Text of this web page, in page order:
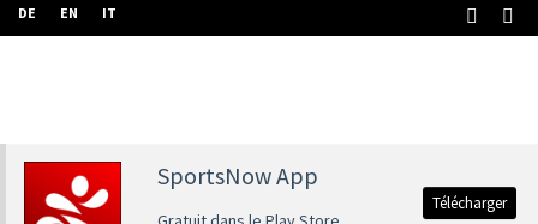
DE EN IT
SportsNow App
Télécharger